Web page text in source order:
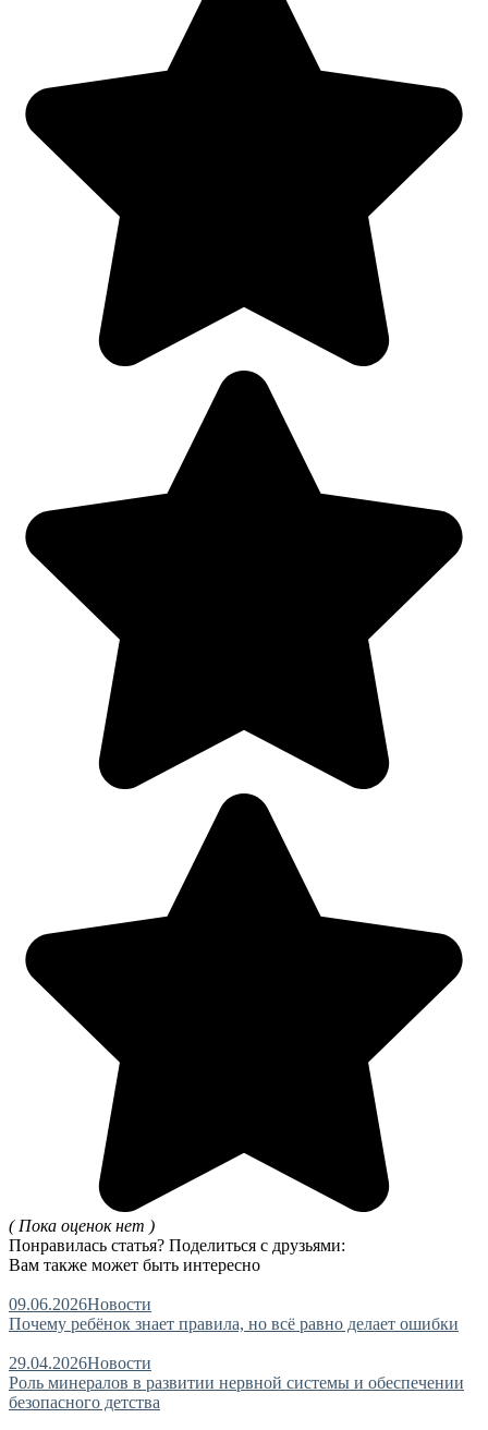
( Пока оценок нет )
Понравилась статья? Поделиться с друзьями:
Вам также может быть интересно
09.06.2026Новости
Почему ребёнок знает правила, но всё равно делает ошибки
29.04.2026Новости
Роль минералов в развитии нервной системы и обеспечении
безопасного детства